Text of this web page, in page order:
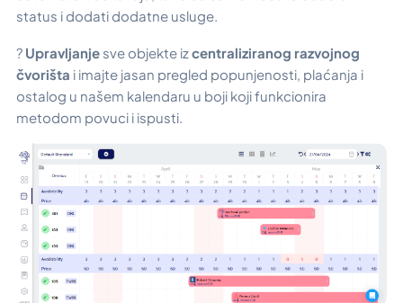
status i dodati dodatne usluge.
? Upravljanje sve objekte izcentraliziranog razvojnog
čvorišta i imajte jasan pregled popunjenosti, plaćanja i
ostalog u našem kalendaru u boji koji funkcionira
metodom povuci i ispusti.